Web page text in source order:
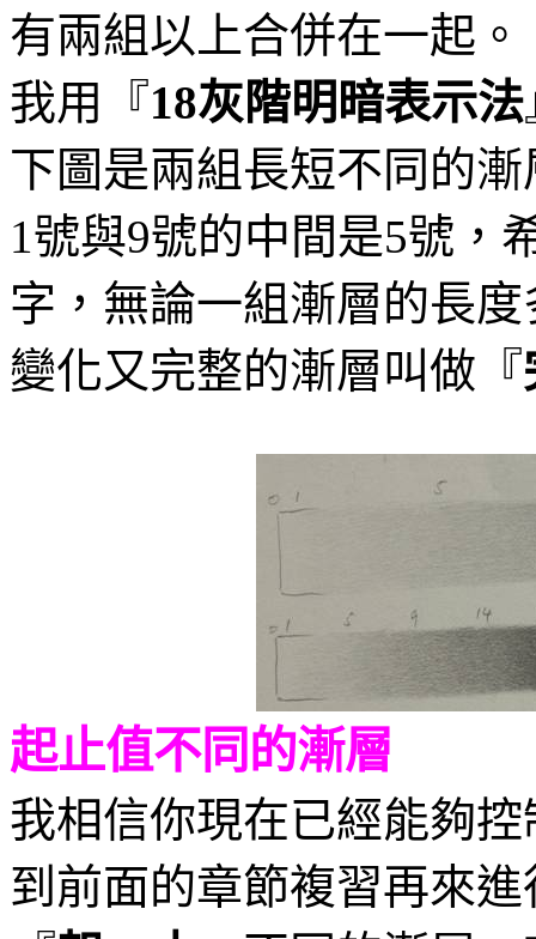
有兩組以上合併在一起。
我用『18灰階明暗表示法
下圖是兩組長短不同的
1號與9號的中間是5號，
字，無論一組漸層的長
變化又完整的漸層叫做『
起止值不同的漸層
我相信你現在已經能夠
到前面的章節複習再來